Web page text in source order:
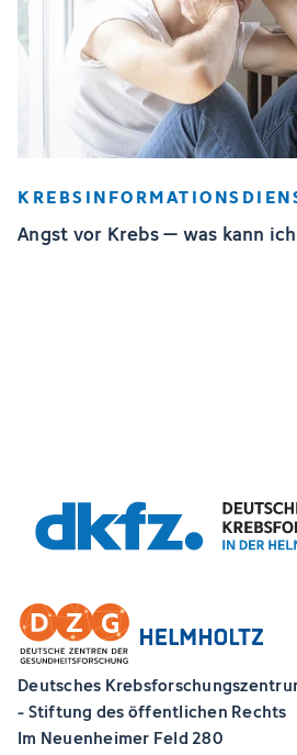
Angst vor Krebs – was kann
Deutsches
- Stiftung des öffentlichen Rechts
Im Neuenheimer Feld 280